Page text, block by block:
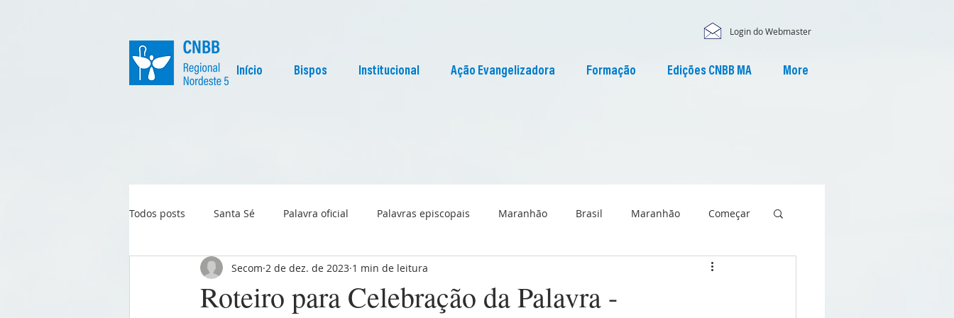
Login do Webmaster
Início Bispos Institucional Ação Evangelizadora Formação Edições CNBB MA More
Todos posts Santa Sé Palavra oficial Palavras episcopais Maranhão Brasil Maranhão Começar
Igreja no Mundo Liturgia Pascom Maranhão
Roteiro para Celebração da Palavra -
Secom 2 de dez. de 2023 1 min de leitura